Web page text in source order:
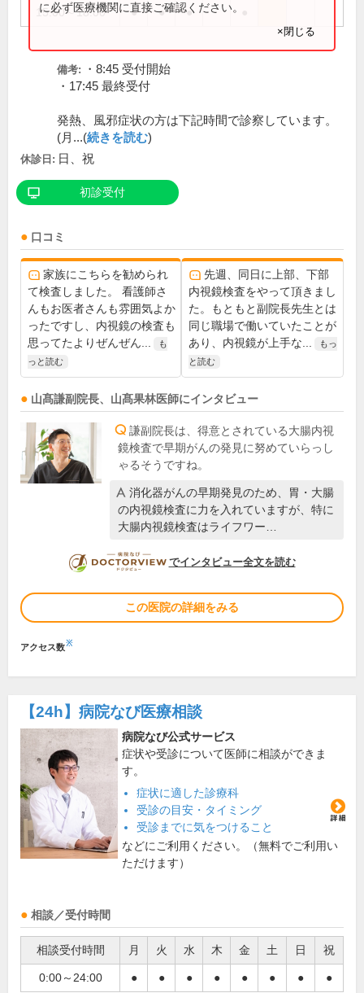
15:00～18:00 ● ● ●
に必ず医療機関に直接ご確認ください。
×閉じる
備考:
・8:45 受付開始
・17:45 最終受付
発熱、風邪症状の方は下記時間で診察しています。
(月...(続きを読む)
休診日: 日、祝
初診受付
口コミ
家族にこちらを勧められ
て検査しました。 看護師さ
んもお医者さんも雰囲気よか
ったですし、内視鏡の検査も
思ってたよりぜんぜん...
も
っと読む
先週、同日に上部、下部
内視鏡検査をやって頂きまし
た。もともと副院長先生とは
同じ職場で働いていたことが
あり、内視鏡が上手な...
もっ
と読む
山髙謙副院長、 山髙果林医師にインタビュー
謙副院長は、得意とされている大腸内視
鏡検査で早期がんの発見に努めていらっし
ゃるそうですね。
消化器がんの早期発見のため、胃・大腸
の内視鏡検査に力を入れていますが、特に
大腸内視鏡検査はライフワー…
DOCTORVIEW
でインタビュー全文を読む
この医院の詳細をみる
アクセス数※
【24h】 病院なび医療相談
病院なび公式サービス
症状や受診について医師に相談ができま
す。
症状に適した診療科
受診の目安・タイミング
受診までに気をつけること
などにご利用ください。（無料でご利用い
ただけます）
相談／受付時間
相談受付時間 月 火 水 木 金 土 日 祝
0:00～24:00 ● ● ● ● ● ● ● ●